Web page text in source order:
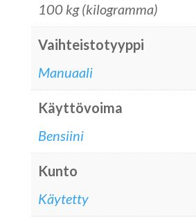
100 kg (kilogramma)
Vaihteistotyyppi
Manuaali
Käyttövoima
Bensiini
Kunto
Käytetty